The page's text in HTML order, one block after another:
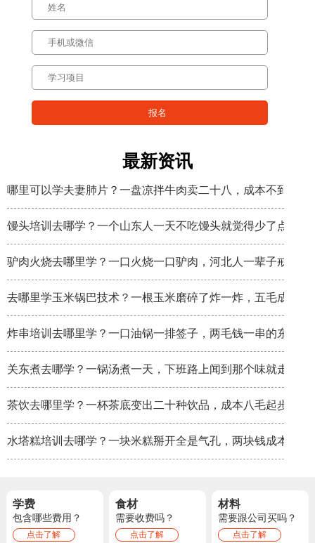
最新资讯
哪里可以学夫妻肺片？一盘凉拌牛肉卖二十八，成本不到八块
馒头培训去哪学？一个山东人一天不吃馒头就觉得少了点什么
驴肉火烧去哪里学？一口火烧一口驴肉，河北人一辈子戒不掉
去哪里学玉米锅巴技术？一根玉米磨碎了炸一炸，五毛成本卖
炸串培训去哪里学？一口油锅一排签子，两毛钱一串的东西炸
关东煮去哪学？一锅汤煮一天，下班路上闻到那个味就走不动
茶饮去哪里学？一杯茶底变出二十种饮品，成本八毛起步
水塔糕培训去哪学？一块米糕掰开全是气孔，两块钱成本卖八
学费
包含哪些费用？
点击了解
食材
需要收费吗？
点击了解
材料
需要跟公司买吗？
点击了解